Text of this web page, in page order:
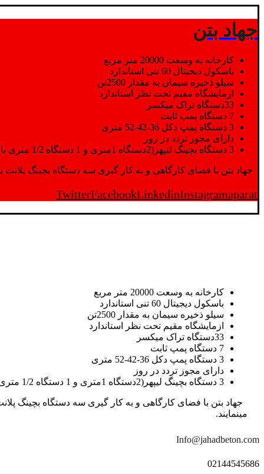
جهاد بتن
کارخانه به وسعت 20000 متر مربع
باسکول دیجیتال 60 تنی استاندارد
سیلو ذخیره سیمان به مقدار 2500تن
ازمایشگاه مقیم تحت نظر استاندارد
33دستگاه تراک میکسر
7 دستگاه پمپ ثابت
3 دستگاه پمپ دکل 36-42-52 متری
دارای مجوز تردد در روز
3 دستگاه بچینگ لیپهر(2دستگاه 1متری و 1 دستگاه 1/2 متری با توان تولید 150 متر مکعب در ساعت)
جهاد بتن با فضای کارگاهی و به کار گیری سه دستگاه بچینگ پلانت با ظرفیت 2500 تن در کنار پرسنل متخصص و پر تلاش واحدهای تولید و ازمایشگاه,بتن با کیفیت را برای واحد
TwitterFacebookLinkedinInstagramaparat
کارخانه به وسعت 20000 متر مربع
باسکول دیجیتال 60 تنی استاندارد
سیلو ذخیره سیمان به مقدار 2500تن
ازمایشگاه مقیم تحت نظر استاندارد
33دستگاه تراک میکسر
7 دستگاه پمپ ثابت
3 دستگاه پمپ دکل 36-42-52 متری
دارای مجوز تردد در روز
3 دستگاه بچینگ لیپهر(2دستگاه 1متری و 1 دستگاه 1/2 متری با توان تولید 150 متر مکعب در ساعت)
مینمایند.
Info@jahadbeton.com
02144545686